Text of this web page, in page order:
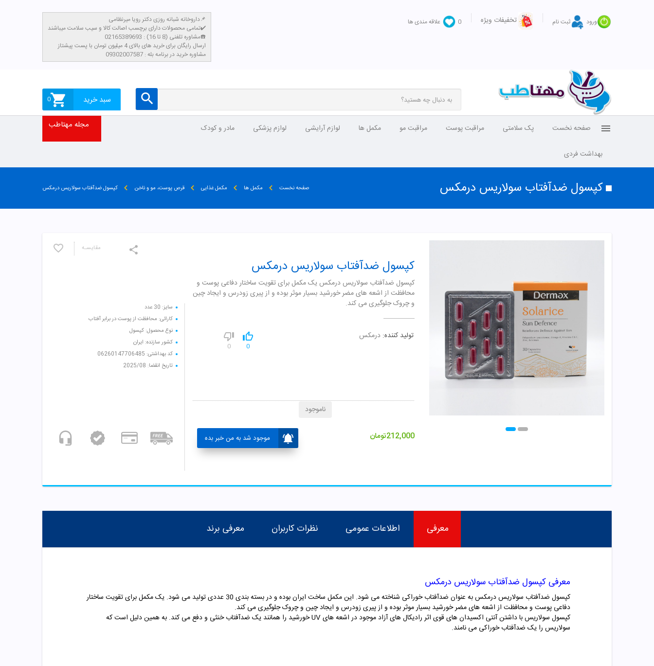
ورود ثبت نام تخفیفات ویژه 0 علاقه مندی ها
داروخانه شبانه روزی دکتر رویا میرنظامی📌
تمامی محصولات دارای برچسب اصالت کالا و سیب سلامت میباشند✔️
مشاوره تلفنی (8 تا 16) : 02165389693☎️
​ارسال رایگان برای خرید های بالای 4 میلیون تومان با پست پیشتاز
مشاوره خرید در برنامه بله : 09302007587
سبد خرید 0
صفحه نخست پک سلامتی مراقبت پوست مراقبت مو مکمل ها لوازم آرایشی لوازم پزشکی مادر و کودک
بهداشت فردی
مجله مهتاطب
کپسول ضدآفتاب سولاریس درمکس صفحه نخست مکمل ها مکمل غذایی قرص پوست، مو و ناخن کپسول ضدآفتاب سولاریس درمکس
مقایسـه
سایز: 30 عدد
کارائی: محافظت از پوست در برابر آفتاب
نوع محصول: کپسول
کشور سازنده: ایران
کد بهداشتی: 06260147706485
تاریخ انقضا: 2025/08
کپسول ضدآفتاب سولاریس درمکس
کپسول ضدآفتاب سولاریس درمکس یک مکمل برای تقویت ساختار دفاعی پوست و
محافظت از اشعه های مضر خورشید بسیار موثر بوده و از پیری زودرس و ایجاد چین
و چروک جلوگیری می کند.
تولید کننده: درمکس
0
0
212,000تومان موجود شد به من خبر بده
ناموجود
معرفی اطلاعات عمومی نظرات کاربران معرفی برند
معرفی کپسول ضدآفتاب سولاریس درمکس
کپسول ضدآفتاب سولاریس درمکس به عنوان ضدآفتاب خوراکی شناخته می شود. این مکمل ساخت ایران بوده و در بسته بندی 30 عددی تولید می شود. یک مکمل برای تقویت ساختار
دفاعی پوست و محافظت از اشعه های مضر خورشید بسیار موثر بوده و از پیری زودرس و ایجاد چین و چروک جلوگیری می کند.
کپسول سولاریس با داشتن آنتی اکسیدان های قوی اثر رادیکال های آزاد موجود در اشعه های UV خورشید را همانند یک ضدآفتاب خنثی و دفع می کند. به همین دلیل است که
سولاریس را یک ضدآفتاب خوراکی می نامند.